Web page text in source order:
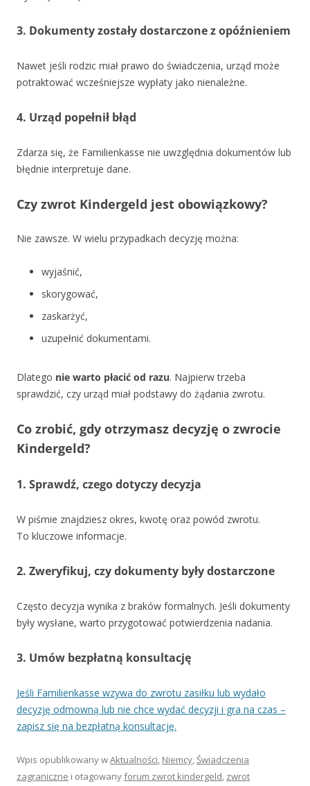
3. Dokumenty zostały dostarczone z opóźnieniem
Nawet jeśli rodzic miał prawo do świadczenia, urząd może
potraktować wcześniejsze wypłaty jako nienależne.
4. Urząd popełnił błąd
Zdarza się, że Familienkasse nie uwzględnia dokumentów lub
błędnie interpretuje dane.
Czy zwrot Kindergeld jest obowiązkowy?
Nie zawsze. W wielu przypadkach decyzję można:
wyjaśnić,
skorygować,
zaskarżyć,
uzupełnić dokumentami.
Dlatego nie warto płacić od razu. Najpierw trzeba
sprawdzić, czy urząd miał podstawy do żądania zwrotu.
Co zrobić, gdy otrzymasz decyzję o zwrocie
Kindergeld?
1. Sprawdź, czego dotyczy decyzja
W piśmie znajdziesz okres, kwotę oraz powód zwrotu.
To kluczowe informacje.
2. Zweryfikuj, czy dokumenty były dostarczone
Często decyzja wynika z braków formalnych. Jeśli dokumenty
były wysłane, warto przygotować potwierdzenia nadania.
3. Umów bezpłatną konsultację
Jeśli Familienkasse wzywa do zwrotu zasiłku lub wydało
decyzję odmowną lub nie chce wydać decyzji i gra na czas –
zapisz się na bezpłatną konsultację.
Wpis opublikowany wAktualności, Niemcy,Świadczenia
zagraniczne i otagowanyforum zwrot kindergeld, zwrot